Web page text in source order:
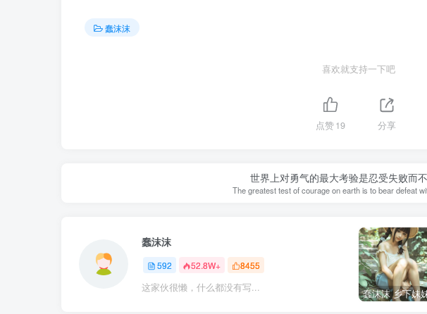
蠢沫沫
喜欢就支持一下吧
点赞19 分享
世界上对勇气的最大考验是忍受失败而
The greatest test of courage on earth is to bear defeat
蠢沫沫
592 52.8W+ 8455
这家伙很懒，什么都没有写...